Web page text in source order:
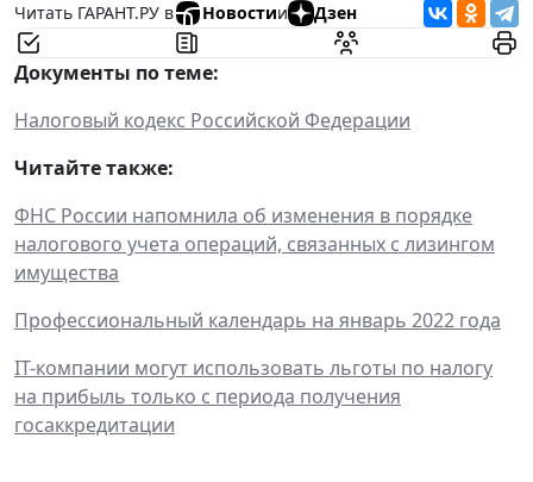
Читать ГАРАНТ.РУ в
Новостии Дзен
Документы по теме:
Налоговый кодекс Российской Федерации
Читайте также:
ФНС России напомнила об изменения в порядке
налогового учета операций, связанных с лизингом
имущества
Профессиональный календарь на январь 2022 года
IT-компании могут использовать льготы по налогу
на прибыль только с периода получения
госаккредитации